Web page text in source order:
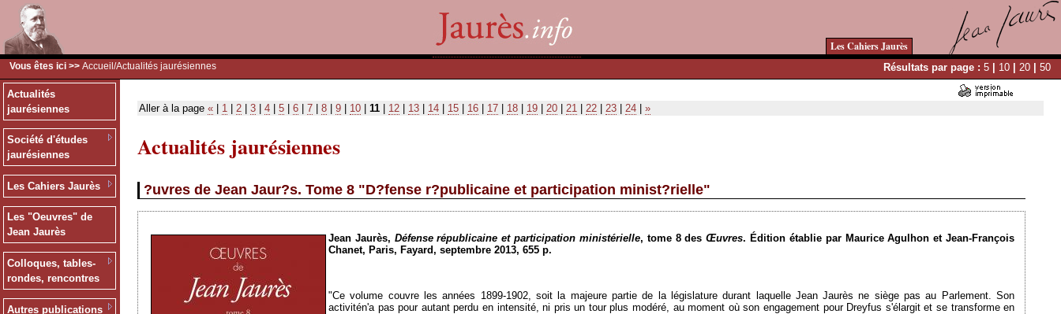
Les Cahiers Jaurès
Vous êtes ici >> Accueil /Actualités jaurésiennes Résultats par page : 5 | 10 | 20 | 50
Actualités
jaurésiennes
Société d'études
jaurésiennes
Les Cahiers Jaurès
Les "Oeuvres" de
Jean Jaurès
Colloques, tables-
rondes, rencontres
Autres publications
Aller à la page « 1 2 3 4 5 6 7 8 9 10 11 12 13 14 15 16 17 18 19 20 21 22 23 24 »
Actualités jaurésiennes
?uvres de Jean Jaur?s. Tome 8 "D?fense r?publicaine et participation minist?rielle"
Jean Jaurès, Défense républicaine et participation ministérielle, tome 8 desŒuvres. Édition établiepar MauriceAgulhon etJean-François
Chanet, Paris, Fayard, septembre 2013, 655 p.
"Ce volume couvrelesannées 1899-1902, soitla majeure partiede la législaturedurant laquelleJeanJaurès ne siègepas au Parlement. Son
activitén'apas pour autantperdu en intensité,ni pris un tour plusmodéré, au moment oùson engagement pour Dreyfus s'élargitet se transformeen